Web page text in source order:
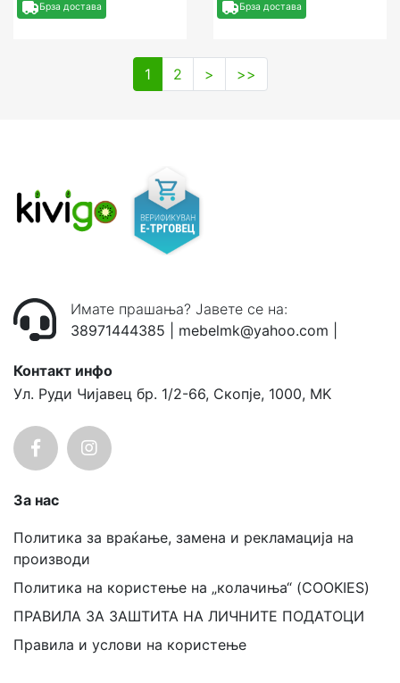
Брза достава Брза достава
1 2 > >>
Имате прашања? Јавете се на:
38971444385
mebelmk@yahoo.com
Контакт инфо
Ул. Руди Чијавец бр. 1/2-66, Скопје, 1000, MK
За нас
Политика за враќање, замена и рекламација на
производи
Политика на користење на „колачиња“ (COOKIES)
ПРАВИЛА ЗА ЗАШТИТА НА ЛИЧНИТЕ ПОДАТОЦИ
Правила и услови на користење